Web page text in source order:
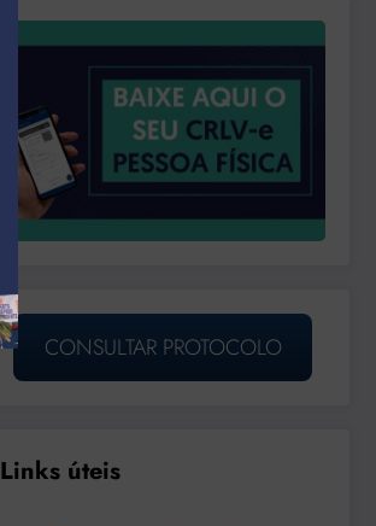
CONSULTAR PROTOCOLO
Links úteis